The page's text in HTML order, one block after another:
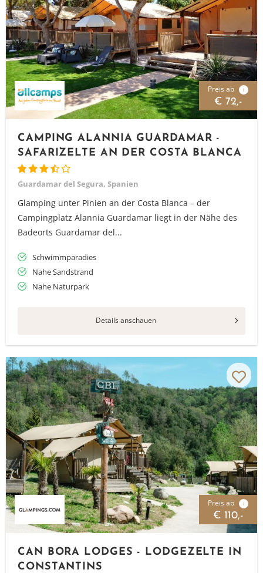
Preis ab i
€ 72,-
CAMPING ALANNIA GUARDAMAR -
SAFARIZELTE AN DER COSTA BLANCA
Guardamar del Segura, Spanien
Glamping unter Pinien an der Costa Blanca – der
Campingplatz Alannia Guardamar liegt in der Nähe des
Badeorts Guardamar del...
Schwimmparadies
Nahe Sandstrand
Nahe Naturpark
Details anschauen
Preis ab i
€ 110,-
CAN BORA LODGES - LODGEZELTE IN
CONSTANTINS